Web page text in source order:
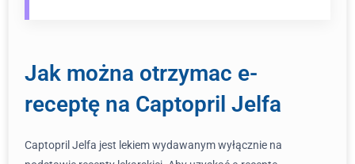
Jak można otrzymac e-
receptę na Captopril Jelfa
Captopril Jelfa jest lekiem wydawanym wyłącznie na